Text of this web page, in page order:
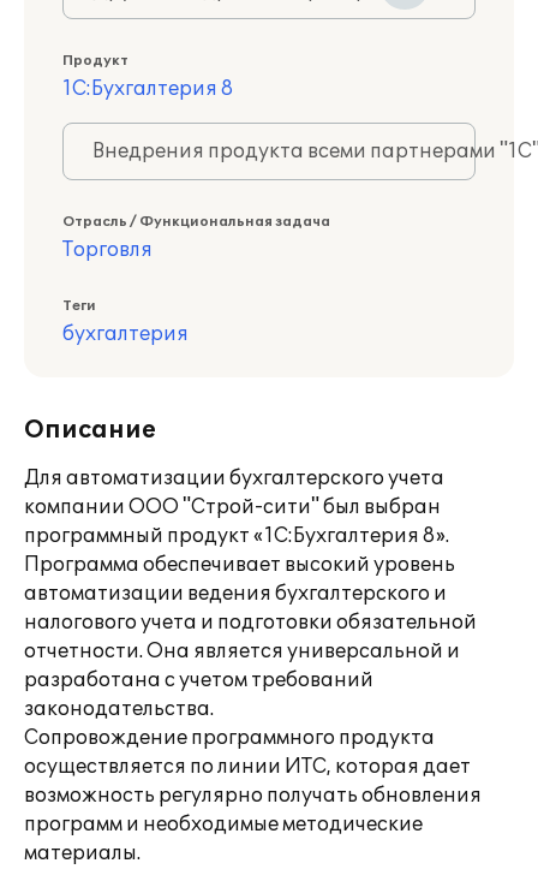
Продукт
1С:Бухгалтерия 8
Внедрения продукта всеми партнерами
Отрасль / Функциональная задача
Торговля
Теги
бухгалтерия
Описание
Для автоматизации бухгалтерского учета
компании ООО "Строй-сити" был выбран
программный продукт «1С:Бухгалтерия 8».
Программа обеспечивает высокий уровень
автоматизации ведения бухгалтерского и
налогового учета и подготовки обязательной
отчетности. Она является универсальной и
разработана с учетом требований
законодательства.
Сопровождение программного продукта
осуществляется по линии ИТС, которая дает
возможность регулярно получать обновления
программ и необходимые методические
материалы.